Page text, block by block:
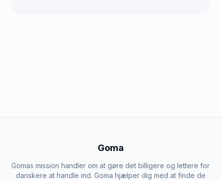
Goma
Gomas mission handler om at gøre det billigere og lettere for
danskere at handle ind. Goma hjælper dig med at finde de